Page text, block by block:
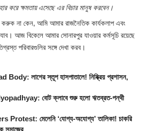
করে ক্ষমতায় এসেছে এর বিচার মানুষ করবেন।
করুক না কেন, আমি আমার রাজনৈতিক কার্যকলাপ এবং
আজ বিকেলে আমার সোনারপুর যাওয়ার কর্মসূচি রয়েছে
পরিবারগুলির সঙ্গে দেখা করব।
লাশের স্তূপ হাসপাতালে! নিষ্ক্রিয় প্রশাসন,
বোট ক্লাবে শুরু হলো ঋতব্রত-পন্থী
মেলেনি ‘যোগ্য-অযোগ্য’ তালিকা! চাকরি
সমাজের